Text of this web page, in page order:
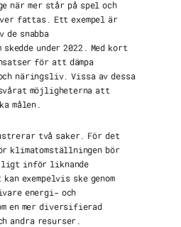
mer står på spel och
fattas. Ett exempel är
snabba
under 2022. Med kort
för att dämpa
näringsliv. Vissa av dessa
möjligheterna att
målen.
två saker. För det
bör
inför liknande
exempelvis ske genom
energi- och
en mer diversifierad
andra resurser.